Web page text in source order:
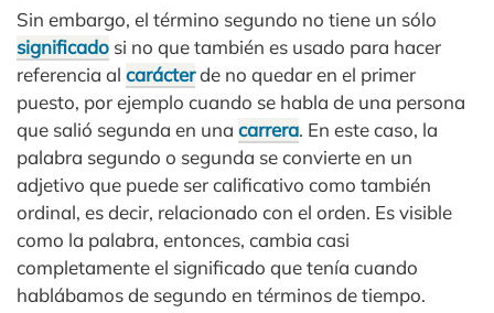
Sin embargo, el término segundo no tiene un sólo
significado si no que también es usado para hacer
referencia al carácterde no quedar en el primer
puesto, por ejemplo cuando se habla de una persona
que salió segunda en una carrera. En este caso, la
palabra segundo o segunda se convierte en un
adjetivo que puede ser calificativo como también
ordinal, es decir, relacionado con el orden. Es visible
como la palabra, entonces, cambia casi
completamente el significado que tenía cuando
hablábamos de segundo en términos de tiempo.